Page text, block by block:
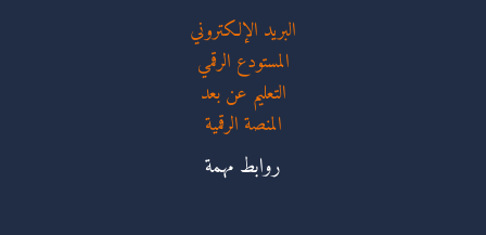
البريد الإلكتروني
المستودع الرقمي
التعليم عن بعد
المنصة الرقمية
روابط مهمة